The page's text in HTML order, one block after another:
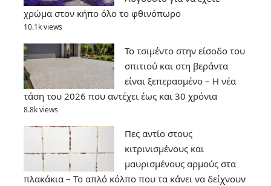
χρώμα στον κήπο όλο το φθινόπωρο
10.1k views
Το τσιμέντο στην είσοδο του
σπιτιού και στη βεράντα
είναι ξεπερασμένο – Η νέα
τάση του 2026 που αντέχει έως και 30 χρόνια
8.8k views
Πες αντίο στους
κιτρινισμένους και
μαυρισμένους αρμούς στα
πλακάκια – Το απλό κόλπο που τα κάνει να δείχνουν